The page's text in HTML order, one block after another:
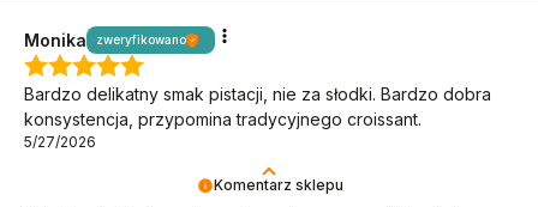
Komentarz sklepu
Monika zweryfikowano
Bardzo delikatny smak pistacji, nie za słodki. Bardzo dobra
konsystencja, przypomina tradycyjnego croissant.
5/27/2026